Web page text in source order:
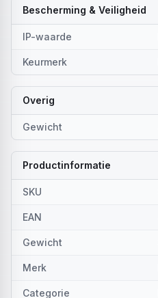
Bescherming & Veiligheid
IP-waarde
Keurmerk
Overig
Gewicht
Productinformatie
SKU
EAN
Gewicht
Merk
Categorie